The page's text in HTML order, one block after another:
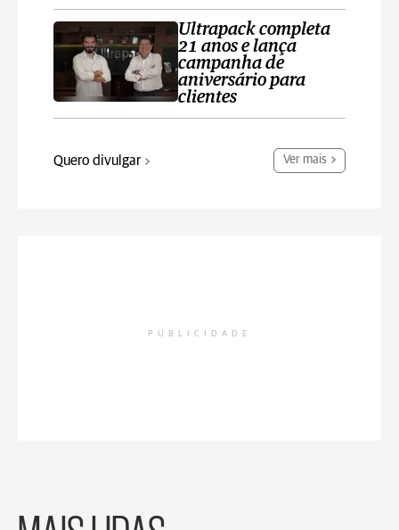
Ultrapack completa
21 anos e lança
campanha de
aniversário para
clientes
Quero divulgar Ver mais
PUBLICIDADE